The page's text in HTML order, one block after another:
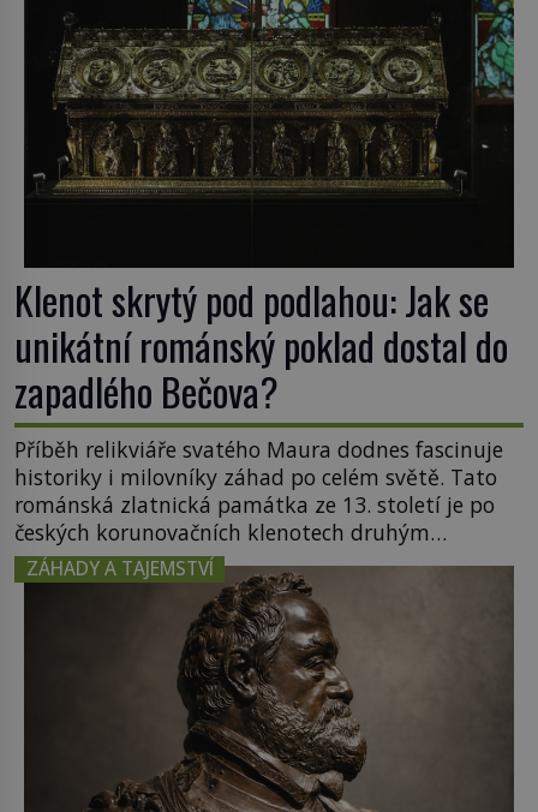
Klenot skrytý pod podlahou: Jak se
unikátní románský poklad dostal do
zapadlého Bečova?
Příběh relikviáře svatého Maura dodnes fascinuje
historiky i milovníky záhad po celém světě. Tato
románská zlatnická památka ze 13. století je po
českých korunovačních klenotech druhým
nejcennějším movitým majetkem v České
republice. Přestože byl klenot v roce 1985 po
dramatickém pátrání kriminalistů úspěšně
nalezen, jeho minulost stále obestírá hustá mlha.
Otázky, jak přesně se tato […]
ZÁHADY A TAJEMSTVÍ